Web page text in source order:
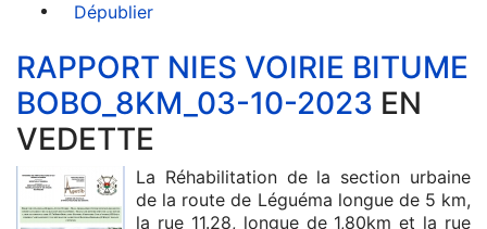
Dépublier
RAPPORT NIES VOIRIE BITUME
BOBO_8KM_03-10-2023 EN
VEDETTE
La Réhabilitation de la section urbaine
de la route de Léguéma longue de 5 km,
la rue 11.28, longue de 1,80km et la rue